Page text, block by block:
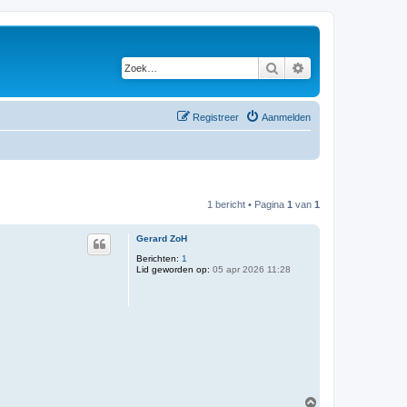
Zoek
Aanmelden
Registreer
1 bericht • Pagina 1 van 1
Gerard ZoH
Berichten: 1
Lid geworden op: 05 apr 2026 11:28